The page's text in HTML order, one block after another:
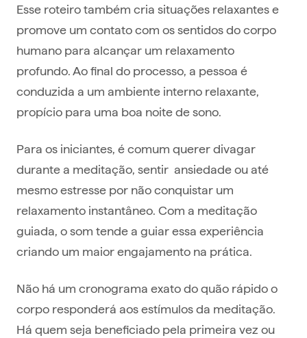
Esse roteiro também cria situações relaxantes e
promove um contato com os sentidos do corpo
humano para alcançar um relaxamento
profundo. Ao final do processo, a pessoa é
conduzida a um ambiente interno relaxante,
propício para uma boa noite de sono.
Para os iniciantes, é comum querer divagar
durante a meditação, sentir ansiedade ou até
mesmo estresse por não conquistar um
relaxamento instantâneo. Com a meditação
guiada, o som tende a guiar essa experiência
criando um maior engajamento na prática.
Não há um cronograma exato do quão rápido o
corpo responderá aos estímulos da meditação.
Há quem seja beneficiado pela primeira vez ou